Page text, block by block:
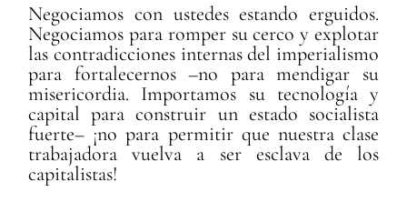
Negociamos con ustedes estando erguidos.
Negociamos para romper su cerco y explotar
las contradicciones internas del imperialismo
para fortalecernos –no para mendigar su
misericordia. Importamos su tecnología y
capital para construir un estado socialista
fuerte– ¡no para permitir que nuestra clase
trabajadora vuelva a ser esclava de los
capitalistas!